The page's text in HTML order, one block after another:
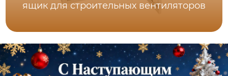
ящик для строительных вентиляторов